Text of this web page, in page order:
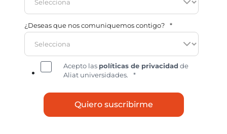
¿Deseas que nos comuniquemos contigo? *
Acepto las políticas de privacidad de
Aliat universidades.
*